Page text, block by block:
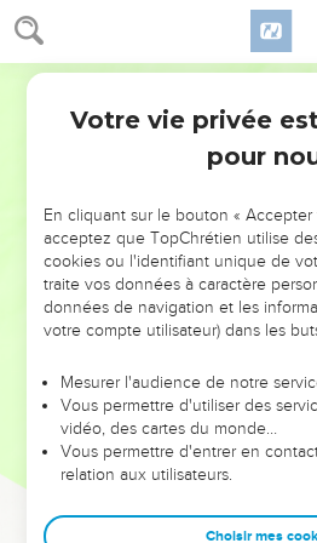
NE MANQUEZ PAS
DE
ET SI LEURS ERREURS
VOTRES ?
leur foi ou leur vision. Mais on voit
et les saisons difficiles qu'ils ont
sont elles qui les ont
Dans cette conférence, leaders,
clés pour avancer avec plus de
Votre vie privée
pour
En cliquant sur le bouton «
acceptez que TopChrétien utilise
cookies ou l'identifiant unique de
traite vos données à caractère
données de navigation et les
votre compte utilisateur) dans les
Mesurer l'audience de notre
Vous permettre d'utiliser des
vidéo, des cartes du monde…
Vous permettre d'entrer en
relation aux utilisateurs.
Choisir mes